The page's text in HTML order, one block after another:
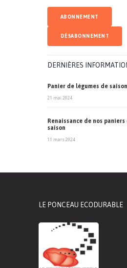
DERNIÈRES
Panier de légumes de
21 mai 2024
Renaissance de nos
saison
11 mars 2024
LE PONCEAU ECODURABLE